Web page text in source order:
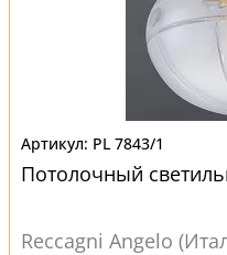
PL 7843/1
Потолочный
Reccagni Angelo